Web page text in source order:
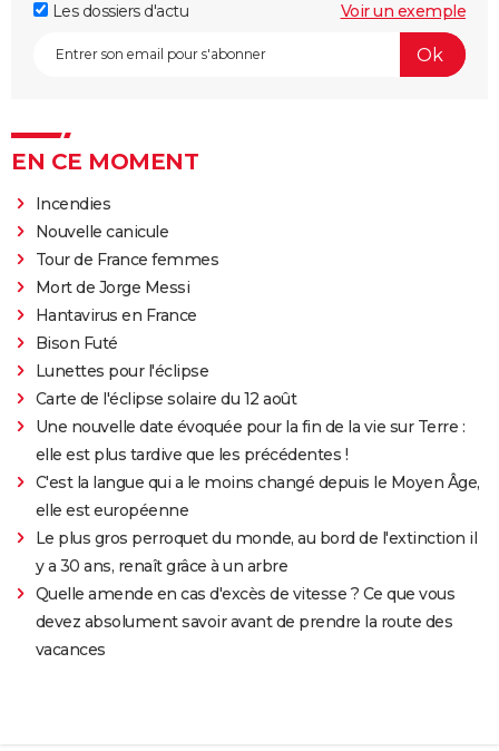
Les dossiers d'actu
Voir un exemple
EN CE MOMENT
Incendies
Nouvelle canicule
Tour de France femmes
Mort de Jorge Messi
Hantavirus en France
Bison Futé
Lunettes pour l'éclipse
Carte de l'éclipse solaire du 12 août
Une nouvelle date évoquée pour la fin de la vie sur Terre :
elle est plus tardive que les précédentes !
C'est la langue qui a le moins changé depuis le Moyen Âge,
elle est européenne
Le plus gros perroquet du monde, au bord de l'extinction il
y a 30 ans, renaît grâce à un arbre
Quelle amende en cas d'excès de vitesse ? Ce que vous
devez absolument savoir avant de prendre la route des
vacances